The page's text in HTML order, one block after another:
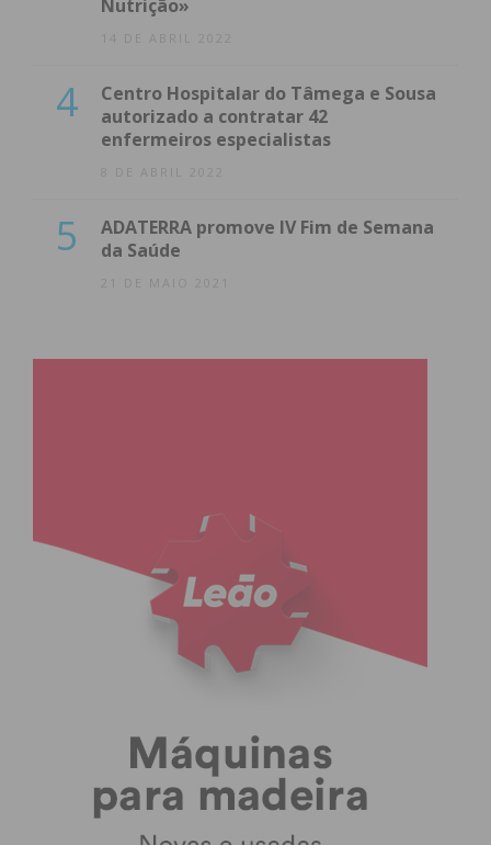
Nutrição»
14 DE ABRIL 2022
4
Centro Hospitalar do Tâmega e Sousa
autorizado a contratar 42
enfermeiros especialistas
8 DE ABRIL 2022
5
ADATERRA promove IV Fim de Semana
da Saúde
21 DE MAIO 2021